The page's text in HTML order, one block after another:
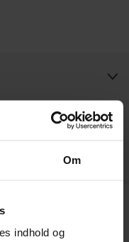
Om
indhold og